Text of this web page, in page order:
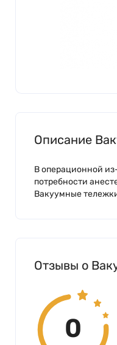
Описание
В операционной
потребности
Вакуумные
Отзывы о
0